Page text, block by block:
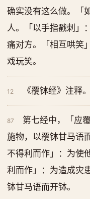
确实没有这么做。「
人。「以手指戳刺」
痛对方。「相互哄笑
戏玩笑。
12 《覆钵经》注释。
87
第七经中，「应
施物，以覆钵甘马语
不得利而作」：为使
利而作」：为造成灾
钵甘马语而开钵。